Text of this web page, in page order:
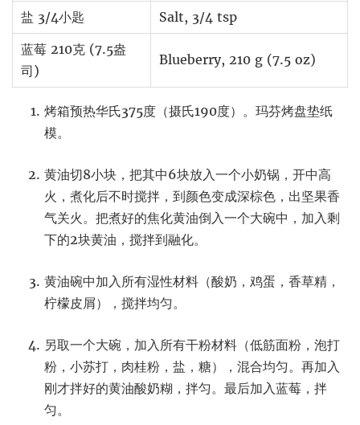
盐 3/4小匙
Salt, 3/4 tsp
蓝莓 210克 (7.5盎
司)
Blueberry, 210 g (7.5 oz)
烤箱预热华氏375度（摄氏190度）。玛芬烤盘垫纸
模。
黄油切8小块，把其中6块放入一个小奶锅，开中高
火，煮化后不时搅拌，到颜色变成深棕色，出坚果香
气关火。把煮好的焦化黄油倒入一个大碗中，加入剩
下的2块黄油，搅拌到融化。
黄油碗中加入所有湿性材料（酸奶，鸡蛋，香草精，
柠檬皮屑），搅拌均匀。
另取一个大碗，加入所有干粉材料（低筋面粉，泡打
粉，小苏打，肉桂粉，盐，糖），混合均匀。再加入
刚才拌好的黄油酸奶糊，拌匀。最后加入蓝莓，拌
匀。